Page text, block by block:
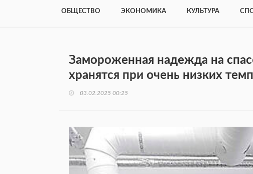
ОБЩЕСТВО ЭКОНОМИКА КУЛЬТУРА
Замороженная надежда на
хранятся при очень низких
03.02.2025 00:25